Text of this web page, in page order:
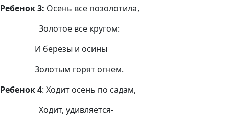
Ребенок 3: Осень все позолотила,
Золотое все кругом:
И березы и осины
Золотым горят огнем.
Ребенок 4: Ходит осень по садам,
Ходит, удивляется-